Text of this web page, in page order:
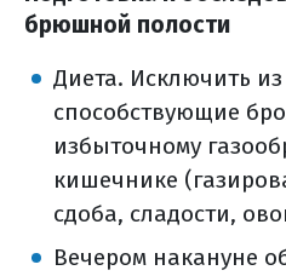
брюшной полости
Диета. Исключить
способствующие
избыточному
кишечнике
сдоба, сладости,
Вечером накануне